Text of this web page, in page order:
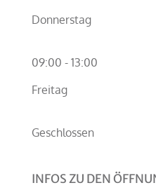
Donnerstag
09:00 - 13:00
Freitag
Geschlossen
INFOS ZU DEN